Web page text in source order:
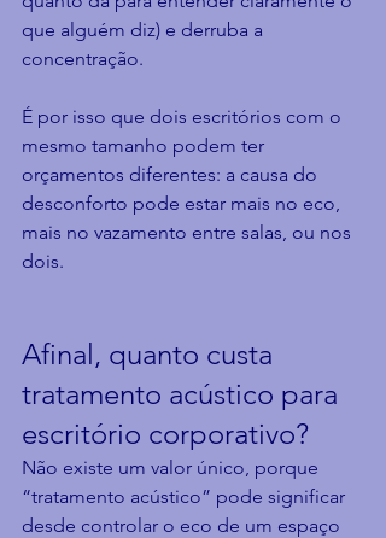
que alguém diz) e derruba a
concentração.
É por isso que dois escritórios com o
mesmo tamanho podem ter
orçamentos diferentes: a causa do
desconforto pode estar mais no eco,
mais no vazamento entre salas, ou nos
dois.
Afinal, quanto custa
tratamento acústico para
escritório corporativo?
Não existe um valor único, porque
“tratamento acústico” pode significar
desde controlar o eco de um espaço